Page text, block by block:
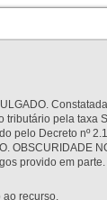
pela taxa
pelo Decreto nº
OBSCURIDADE
provido em parte.
ao recurso.